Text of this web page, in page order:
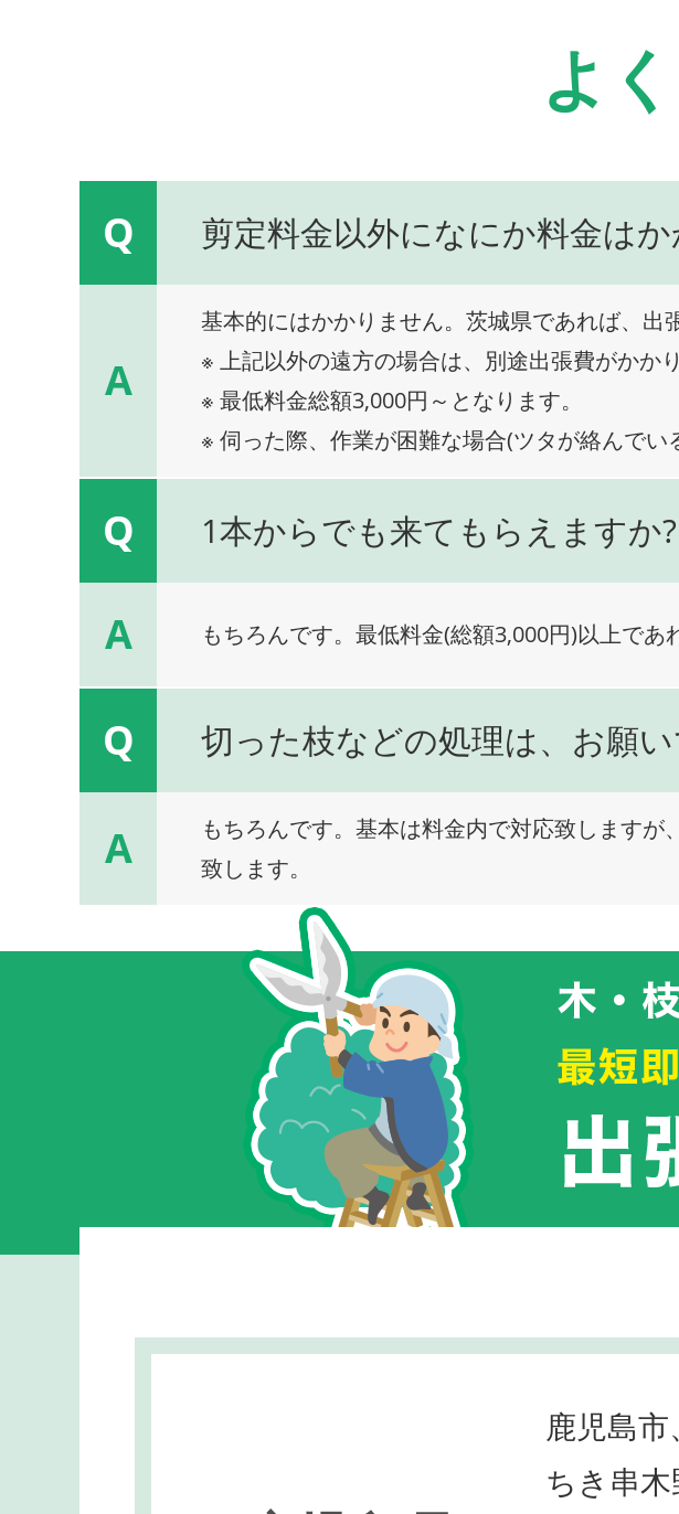
よ
Q 剪定料金以外になにか料金は
A
基本的にはかかりません。茨城県であれば、出
※ 上記以外の遠方の場合は、別途出張費がかかり
※ 最低料金総額3,000円～となります。
※ 伺った際、作業が困難な場合(ツタが絡んでい
Q 1本からでも来てもらえますか?
A もちろんです。最低料金(総額3,000円)以上であ
Q 切った枝などの処理は、お願
A
もちろんです。基本は料金内で対応致します
致します。
鹿児島
ちき串